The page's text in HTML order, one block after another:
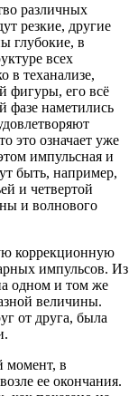
различных
резкие, другие
глубокие, в
всех
в теханализе,
фигуры, его всё
фазе наметились
это означает уже
импульсная и
быть, например,
и четвертой
и волнового
коррекционную
импульсов. Из
одном и том же
величины.
от друга, была
момент, в
ее окончания.